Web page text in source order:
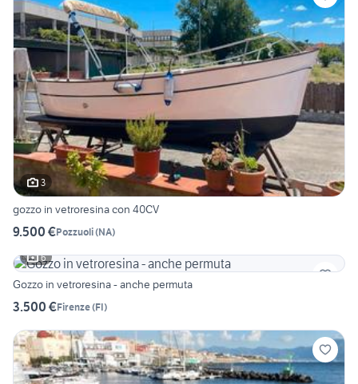
3
gozzo in vetroresina con 40CV
9.500 €Pozzuoli(NA)
6
Gozzo in vetroresina - anche permuta
3.500 €Firenze(FI)